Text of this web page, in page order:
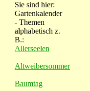
Sie sind hier:
Gartenkalender
- Themen
alphabetisch z.
B.:
Allerseelen
Altweibersommer
Baumtag